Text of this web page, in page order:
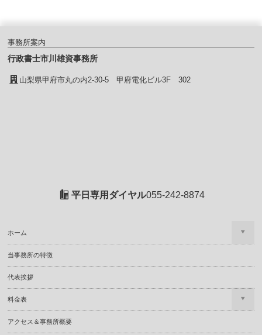
事務所案内
行政書士市川雄資事務所
山梨県甲府市丸の内2-30-5 甲府電化ビル3F 302
平日専用ダイヤル055-242-8874
ホーム
当事務所の特徴
代表挨拶
料金表
アクセス＆事務所概要